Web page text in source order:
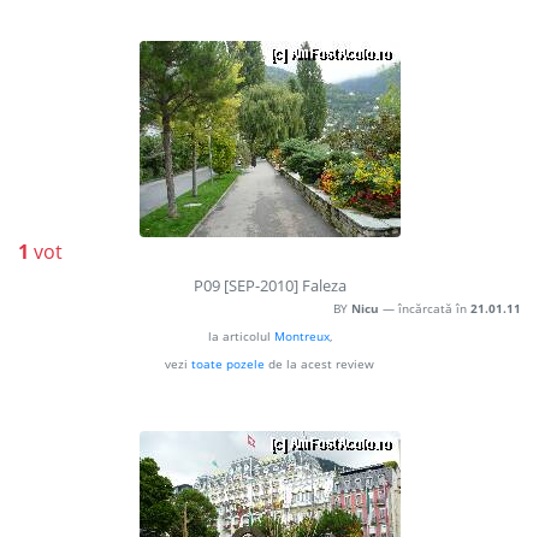
1 vot
P09 [SEP-2010] Faleza
BY Nicu — încărcată în 21.01.11
la articolul Montreux,
vezi toate pozele de la acest review